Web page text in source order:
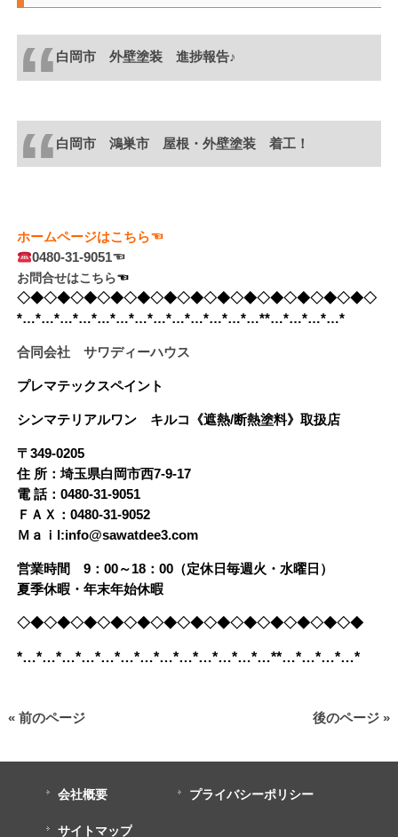
白岡市 外壁塗装 進捗報告♪
白岡市 鴻巣市 屋根・外壁塗装 着工！
ホームページはこちら☜
0480-31-9051☜
お問合せはこちら☜
◇◆◇◆◇◆◇◆◇◆◇◆◇◆◇◆◇◆◇◆◇◆◇◆◇◆◇
*…*…*…*…*…*…*…*…*…*…*…*…*…**…*…*…*…*
合同会社 サワディーハウス
プレマテックスペイント
シンマテリアルワン キルコ《遮熱/断熱塗料》 取扱店
〒349-0205
住 所：埼玉県白岡市西7-9-17
電 話：0480-31-9051
ＦＡＸ：0480-31-9052
Ｍａｉl:info@sawatdee3.com
営業時間 9：00～18：00（定休日毎週火・水曜日）
夏季休暇・年末年始休暇
◇◆◇◆◇◆◇◆◇◆◇◆◇◆◇◆◇◆◇◆◇◆◇◆◇◆
*…*…*…*…*…*…*…*…*…*…*…*…*…**…*…*…*…*
« 前のページ 後のページ »
会社概要 プライバシーポリシー
サイトマップ